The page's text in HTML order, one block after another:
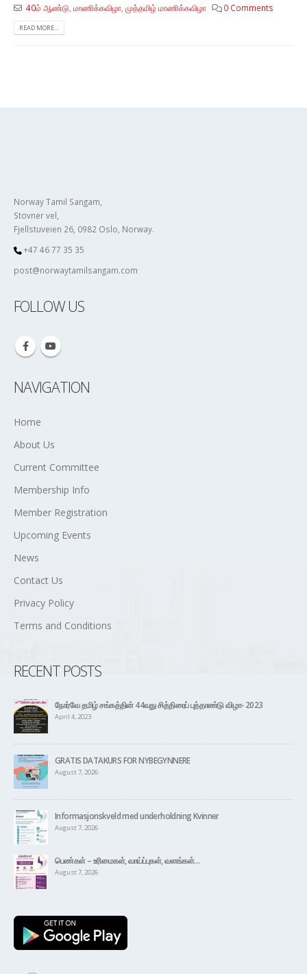
40ம் ஆண்டு மாணிக்கவிழா, முத்தமிழ் மாணிக்கவிழா 0 Comments
READ MORE...
Norway Tamil Sangam,
Stovner vel,
Fjellstuveien 26, 0982 Oslo, Norway.
+47 46 77 35 35
post@norwaytamilsangam.com
FOLLOW US
NAVIGATION
Home
About Us
Current Committee
Membership Info
Member Registration
Upcoming Events
News
Contact Us
Privacy Policy
Terms and Conditions
RECENT POSTS
நோர்வே தமிழ் சங்கத்தின் 44வது சித்திரைப் புத்தாண்டு விழா- 2023
April 4, 2023
GRATIS DATAKURS FOR NYBEGYNNERE
August 7, 2026
Informasjonskveld med underholdning Kvinner
August 7, 2026
பெண்கள் – உரிமைகள், வாய்ப்புகள், வளங்கள்…
August 7, 2026